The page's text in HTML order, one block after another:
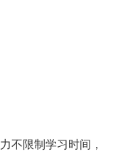
不限制学习时间，